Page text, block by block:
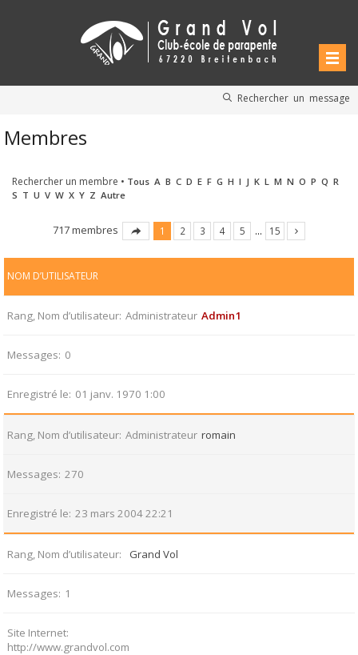
Rechercher un message
Membres
Rechercher un membre • Tous A B C D E F G H I J K L M N O P Q R
S T U V W X Y Z Autre
717 membres 1 2 3 4 5 … 15
NOM D’UTILISATEUR
Rang, Nom d’utilisateur Administrateur Admin1
Messages 0
Enregistré le 01 janv. 1970 1:00
Rang, Nom d’utilisateur Administrateur romain
Messages 270
Enregistré le 23 mars 2004 22:21
Rang, Nom d’utilisateur Grand Vol
Messages 1
Site Internet
http://www.grandvol.com